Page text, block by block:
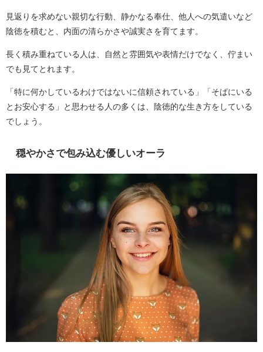
見返りを求めない親切な行動、静かなる奉仕、他人への気遣いなど
陰徳を積むと、内面の清らかさや誠実さを育てます。
長く積み重ねている人は、自然と雰囲気や表情だけでなく、佇まい
でも見てとれます。
「特に何かしているわけではないに信頼されている」「そばにいる
とお安心する」と思わせる人の多くは、陰徳的な生き方をしている
でしょう。
穏やかさで包み込む優しいオーラ